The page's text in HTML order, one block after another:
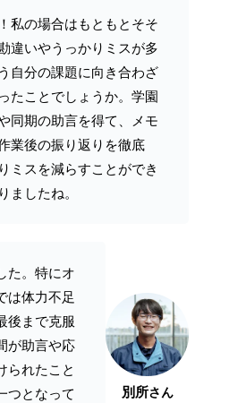
私の場合はもともとそそ
違いやうっかりミスが多
自分の課題に向き合わざ
たことでしょうか。学園
同期の助言を得て、メモ
業後の振り返りを徹底
ミスを減らすことができ
ましたね。
別所さん
た。特にオ
は体力不足
後まで克服
が助言や応
られたこと
つとなって